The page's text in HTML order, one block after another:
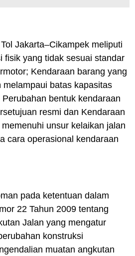
Jakarta–Cikampek meliputi
fisik yang tidak sesuai standar
Kendaraan barang yang
melampaui batas kapasitas
bentuk kendaraan
resmi dan Kendaraan
unsur kelaikan jalan
cara operasional kendaraan
pada ketentuan dalam
22 Tahun 2009 tentang
Jalan yang mengatur
konstruksi
muatan angkutan